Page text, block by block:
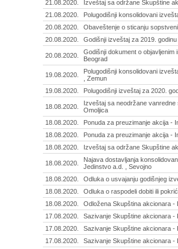
21.08.2020.
Izveštaj sa održane Skupštine
21.08.2020.
Polugodišnji konsolidovani
20.08.2020.
Obaveštenje o sticanju
20.08.2020.
Godišnji izveštaj za 2019.
20.08.2020.
Godišnji dokument o
Beograd
19.08.2020.
Polugodišnji konsolidovani
, Zemun
19.08.2020.
Polugodišnji izveštaj za 2020.
18.08.2020.
Izveštaj sa neodržane
Omoljica
18.08.2020.
Ponuda za preuzimanje akcija -
18.08.2020.
Ponuda za preuzimanje akcija -
18.08.2020.
Izveštaj sa održane Skupštine
18.08.2020.
Najava dostavljanja
Jedinstvo a.d. , Sevojno
18.08.2020.
Odluka o usvajanju godišnjeg
18.08.2020.
Odluka o raspodeli dobiti ili
18.08.2020.
Odložena Skupština akcionara -
17.08.2020.
Sazivanje Skupštine akcionara -
17.08.2020.
Sazivanje Skupštine akcionara -
17.08.2020.
Sazivanje Skupštine akcionara -